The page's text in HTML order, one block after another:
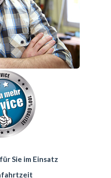
Sie im Einsatz